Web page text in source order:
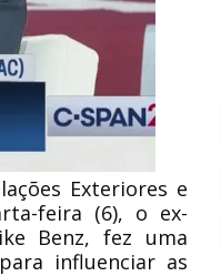
Exteriores e
feira (6), o ex-
Benz, fez uma
influenciar as